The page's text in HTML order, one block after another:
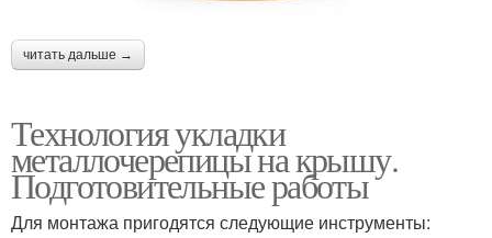
читать дальше →
Технология укладки
металлочерепицы на крышу.
Подготовительные работы
Для монтажа пригодятся следующие инструменты: